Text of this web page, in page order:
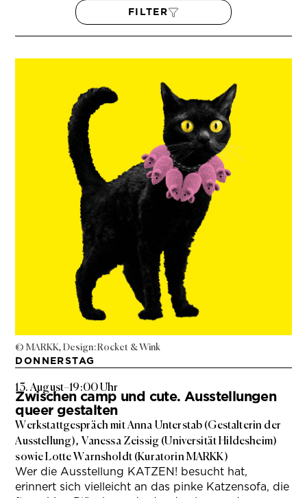
FILTER
© MARKK, Design: Rocket & Wink
DONNERSTAG
13. August–19:00 Uhr
Zwischen camp und cute. Ausstellungen
queer gestalten
Werkstattgespräch mit Anna Unterstab (Gestalterin der
Ausstellung), Vanessa Zeissig (Universität Hildesheim)
sowie Lotte Warnsholdt (Kuratorin MARKK)
Wer die Ausstellung KATZEN! besucht hat,
erinnert sich vielleicht an das pinke Katzensofa, die